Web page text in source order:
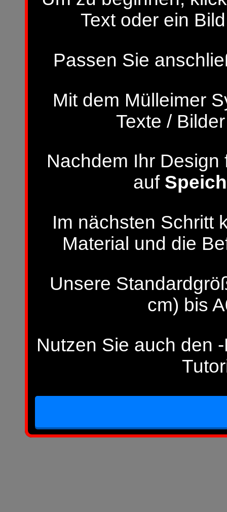
Text oder ein
Passen Sie
Mit dem Mülleimer
Texte /
Nachdem Ihr
auf
Im nächsten Schritt
Material und die
Unsere
cm) bis
Nutzen Sie auch den